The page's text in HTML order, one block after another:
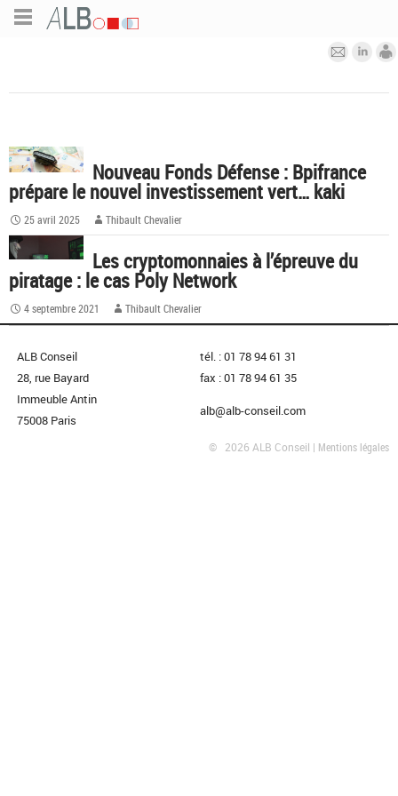
Nouveau Fonds Défense : Bpifrance
prépare le nouvel investissement vert… kaki
25 avril 2025 Thibault Chevalier
Les cryptomonnaies à l’épreuve du
piratage : le cas Poly Network
4 septembre 2021 Thibault Chevalier
ALB Conseil
28, rue Bayard
Immeuble Antin
75008 Paris
tél. : 01 78 94 61 31
fax : 01 78 94 61 35
alb@alb-conseil.com
© 2026 ALB Conseil | Mentions légales